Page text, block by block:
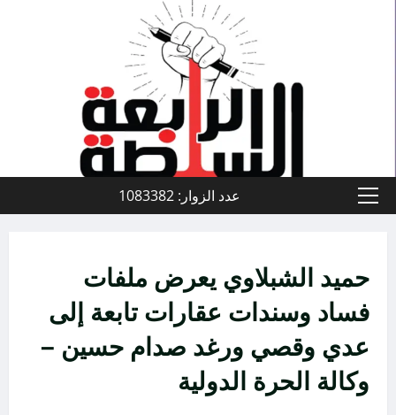
القائمة
عدد الزوار: 1083382
حميد الشبلاوي يعرض ملفات
فساد وسندات عقارات تابعة إلى
عدي وقصي ورغد صدام حسين –
وكالة الحرة الدولية